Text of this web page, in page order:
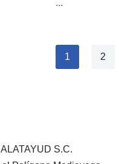
...
1 2
S.C.